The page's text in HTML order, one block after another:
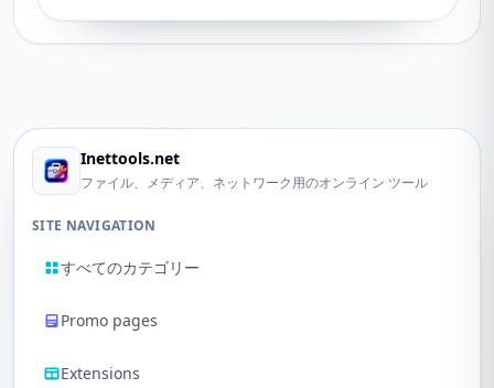
Inettools.net
ファイル、メディア、ネットワーク用のオンライン ツール
SITE NAVIGATION
すべてのカテゴリー
Promo pages
Extensions